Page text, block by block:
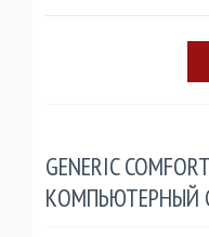
GENERIC
КОМПЬЮТЕРНЫЙ